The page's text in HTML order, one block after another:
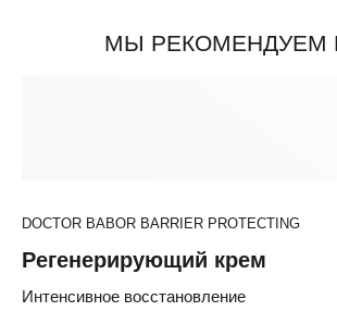
МЫ РЕКОМЕНДУЕМ
DOCTOR BABOR BARRIER PROTECTING
Регенерирующий крем
Интенсивное восстановление